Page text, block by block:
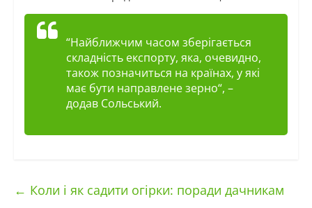
“Найближчим часом зберігається
складність експорту, яка, очевидно,
також позначиться на країнах, у які
має бути направлене зерно“, –
додав Сольський.
← Коли і як садити огірки: поради дачникам